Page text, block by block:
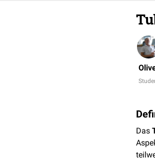
Das